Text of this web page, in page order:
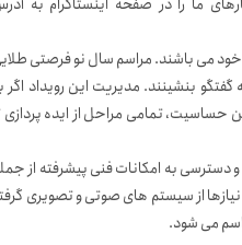
می باشند. مراسم سال نو فرصتی
بنشینند. مدیریت این رویداد اگر
حساسیت، تمامی مراحل از ایده پردازی
به امکانات فنی پیشرفته از
از سیستم های صوتی و تصویری
می شود.